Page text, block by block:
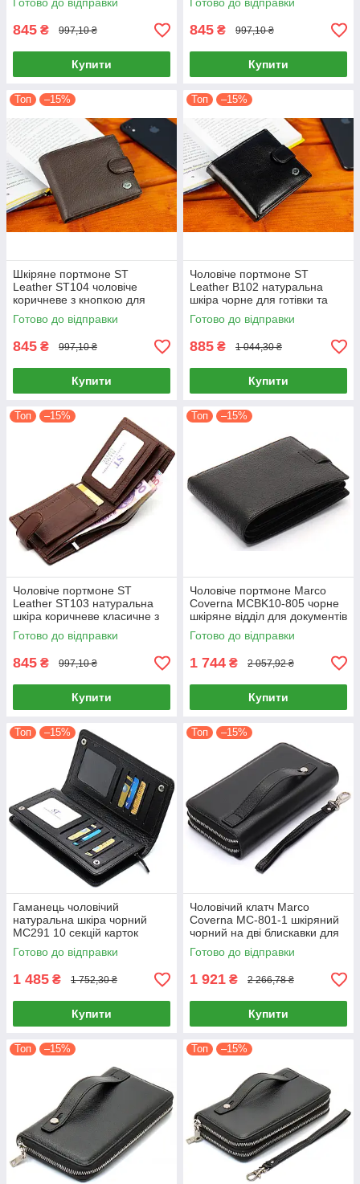
картки
845 ₴ 997,10 ₴
Купити
845 ₴ 997,10 ₴
Купити
Топ –15%
Шкіряне портмоне ST
Leather ST104 чоловіче
коричневе з кнопкою для
грошей та карток
Готово до відправки
845 ₴ 997,10 ₴
Купити
Топ –15%
Чоловіче портмоне ST
Leather В102 натуральна
шкіра чорне для готівки та
карток
Готово до відправки
885 ₴ 1 044,30 ₴
Купити
Топ –15%
Чоловіче портмоне ST
Leather ST103 натуральна
шкіра коричневе класичне з
фіксацією для грошей
Готово до відправки
845 ₴ 997,10 ₴
Купити
Топ –15%
Чоловіче портмоне Marco
Coverna MCBK10-805 чорне
шкіряне відділ для документів
монетниця
Готово до відправки
1 744 ₴ 2 057,92 ₴
Купити
Топ –15%
Гаманець чоловічий
натуральна шкіра чорний
МС291 10 секцій карток
багатофункціональний
Готово до відправки
1 485 ₴ 1 752,30 ₴
Купити
Топ –15%
Чоловічий клатч Marco
Coverna MC-801-1 шкіряний
чорний на дві блискавки для
карток та купюр
Готово до відправки
1 921 ₴ 2 266,78 ₴
Купити
Топ –15% Топ –15%